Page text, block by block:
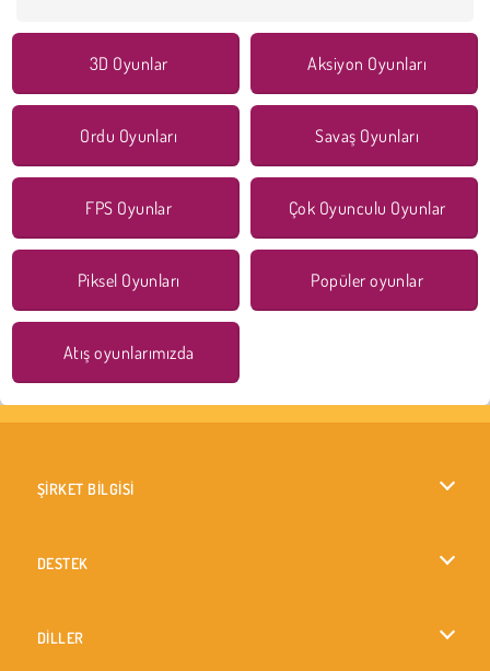
3D Oyunlar Aksiyon Oyunları
Ordu Oyunları Savaş Oyunları
FPS Oyunlar Çok Oyunculu Oyunlar
Piksel Oyunları Popüler oyunlar
Atış oyunlarımızda
ŞİRKET BİLGİSİ
DESTEK
DİLLER